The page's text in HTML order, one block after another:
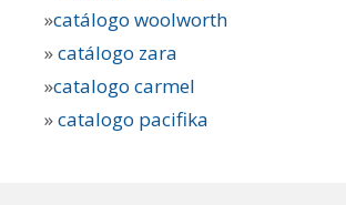
»catálogo woolworth
»catálogo zara
»catalogo carmel
»catalogo pacifika